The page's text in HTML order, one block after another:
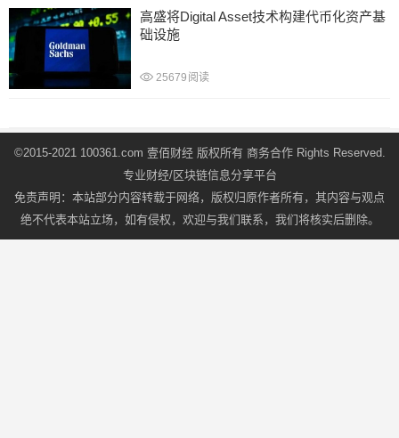
高盛将Digital Asset技术构建代币化资产基
础设施
25679 阅读
©2015-2021 100361.com 壹佰财经 版权所有 商务合作Rights Reserved.
专业财经/区块链信息分享平台
免责声明：本站部分内容转载于网络，版权归原作者所有，其内容与观点
绝不代表本站立场，如有侵权，欢迎与我们联系，我们将核实后删除。